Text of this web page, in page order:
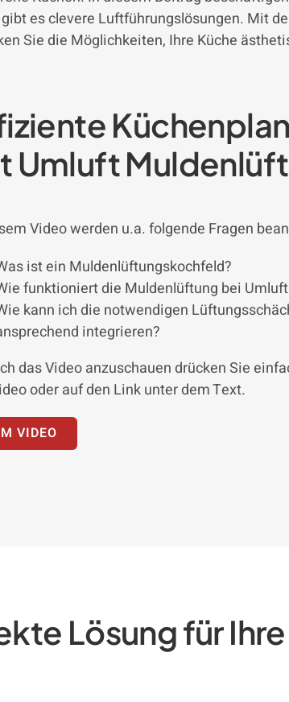
es clevere Luftführungslösungen. Mit
Sie die Möglichkeiten, Ihre Küche
Umluft
Video werden u.a. folgende Fragen
ist ein Muldenlüftungskochfeld?
funktioniert die Muldenlüftung bei
kann ich die notwendigen
integrieren?
das Video anzuschauen drücken Sie
oder auf den Link unter dem Text.
VIDEO
Lösung für Ihre